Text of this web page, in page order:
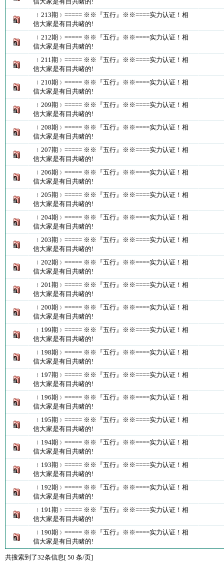
﹛213期﹜===== ※※『五行』※※====实力认证！相
信大家是有目共睹的!
﹛212期﹜===== ※※『五行』※※====实力认证！相
信大家是有目共睹的!
﹛211期﹜===== ※※『五行』※※====实力认证！相
信大家是有目共睹的!
﹛210期﹜===== ※※『五行』※※====实力认证！相
信大家是有目共睹的!
﹛209期﹜===== ※※『五行』※※====实力认证！相
信大家是有目共睹的!
﹛208期﹜===== ※※『五行』※※====实力认证！相
信大家是有目共睹的!
﹛207期﹜===== ※※『五行』※※====实力认证！相
信大家是有目共睹的!
﹛206期﹜===== ※※『五行』※※====实力认证！相
信大家是有目共睹的!
﹛205期﹜===== ※※『五行』※※====实力认证！相
信大家是有目共睹的!
﹛204期﹜===== ※※『五行』※※====实力认证！相
信大家是有目共睹的!
﹛203期﹜===== ※※『五行』※※====实力认证！相
信大家是有目共睹的!
﹛202期﹜===== ※※『五行』※※====实力认证！相
信大家是有目共睹的!
﹛201期﹜===== ※※『五行』※※====实力认证！相
信大家是有目共睹的!
﹛200期﹜===== ※※『五行』※※====实力认证！相
信大家是有目共睹的!
﹛199期﹜===== ※※『五行』※※====实力认证！相
信大家是有目共睹的!
﹛198期﹜===== ※※『五行』※※====实力认证！相
信大家是有目共睹的!
﹛197期﹜===== ※※『五行』※※====实力认证！相
信大家是有目共睹的!
﹛196期﹜===== ※※『五行』※※====实力认证！相
信大家是有目共睹的!
﹛195期﹜===== ※※『五行』※※====实力认证！相
信大家是有目共睹的!
﹛194期﹜===== ※※『五行』※※====实力认证！相
信大家是有目共睹的!
﹛193期﹜===== ※※『五行』※※====实力认证！相
信大家是有目共睹的!
﹛192期﹜===== ※※『五行』※※====实力认证！相
信大家是有目共睹的!
﹛191期﹜===== ※※『五行』※※====实力认证！相
信大家是有目共睹的!
﹛190期﹜===== ※※『五行』※※====实力认证！相
信大家是有目共睹的!
共搜索到了32条信息[ 50 条/页]